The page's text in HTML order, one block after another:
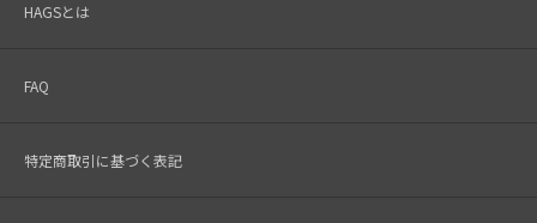
HAGSとは
FAQ
特定商取引に基づく表記